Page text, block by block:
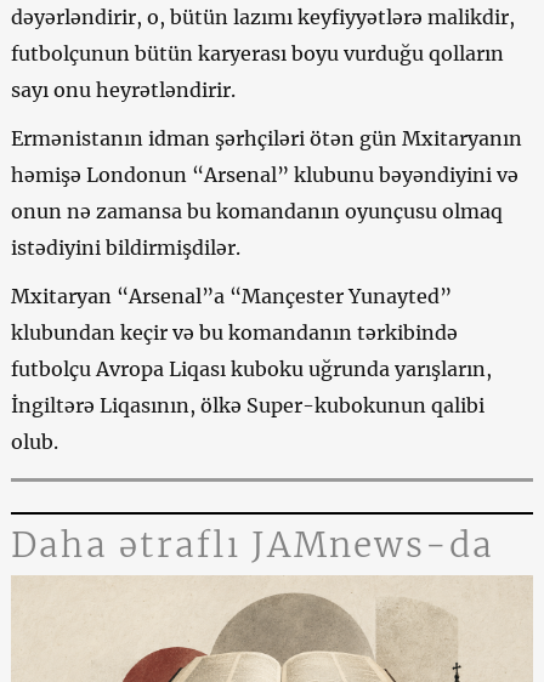
dəyərləndirir, o, bütün lazımı keyfiyyətlərə malikdir,
futbolçunun bütün karyerası boyu vurduğu qolların
sayı onu heyrətləndirir.
Ermənistanın idman şərhçiləri ötən gün Mxitaryanın
həmişə Londonun “Arsenal” klubunu bəyəndiyini və
onun nə zamansa bu komandanın oyunçusu olmaq
istədiyini bildirmişdilər.
Mxitaryan “Arsenal”a “Mançester Yunayted”
klubundan keçir və bu komandanın tərkibində
futbolçu Avropa Liqası kuboku uğrunda yarışların,
İngiltərə Liqasının, ölkə Super-kubokunun qalibi
olub.
Daha ətraflı JAMnews-da